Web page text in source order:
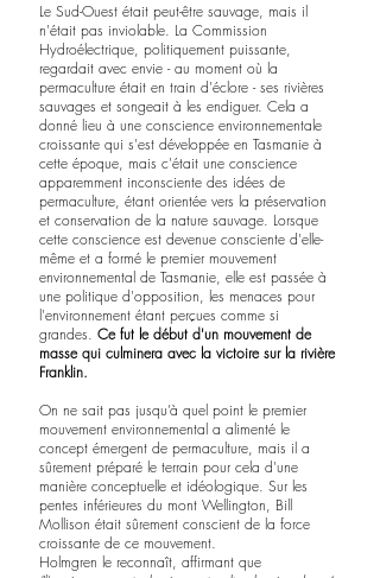
Le Sud-Ouest était peut-être sauvage, mais il
n'était pas inviolable. La Commission
Hydroélectrique, politiquement puissante,
regardait avec envie - au moment où la
permaculture était en train d'éclore - ses rivières
sauvages et songeait à les endiguer. Cela a
donné lieu à une conscience environnementale
croissante qui s'est développée en Tasmanie à
cette époque, mais c'était une conscience
apparemment inconsciente des idées de
permaculture, étant orientée vers la préservation
et conservation de la nature sauvage. Lorsque
cette conscience est devenue consciente d'elle-
même et a formé le premier mouvement
environnemental de Tasmanie, elle est passée à
une politique d'opposition, les menaces pour
l'environnement étant perçues comme si
grandes. Ce fut le début d'un mouvement de
masse qui culminera avec la victoire sur la rivière
Franklin.
On ne sait pas jusqu’à quel point le premier
mouvement environnemental a alimenté le
concept émergent de permaculture, mais il a
sûrement préparé le terrain pour cela d'une
manière conceptuelle et idéologique. Sur les
pentes inférieures du mont Wellington, Bill
Mollison était sûrement conscient de la force
croissante de ce mouvement.
Holmgren le reconnaît, affirmant que